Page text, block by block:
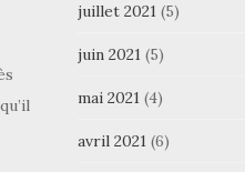
juillet 2021(5)
juin 2021(5)
mai 2021(4)
avril 2021(6)